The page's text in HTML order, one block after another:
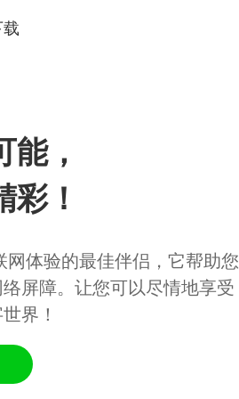
，
！
网体验的最佳伴侣，它帮助您
屏障。让您可以尽情地享受
界！